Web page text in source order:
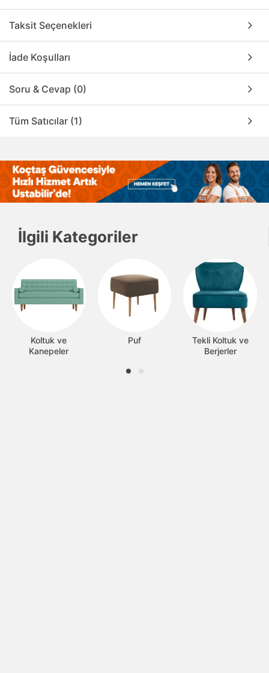
Taksit Seçenekleri
İade Koşulları
Soru & Cevap (0)
Tüm Satıcılar (1)
İlgili Kategoriler
Koltuk ve
Kanepeler
Puf
Tekli Koltuk ve
Berjerler